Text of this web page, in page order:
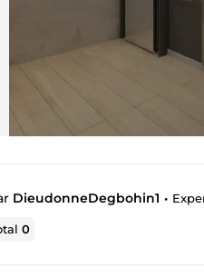
DieudonneDegbohin1 •
0